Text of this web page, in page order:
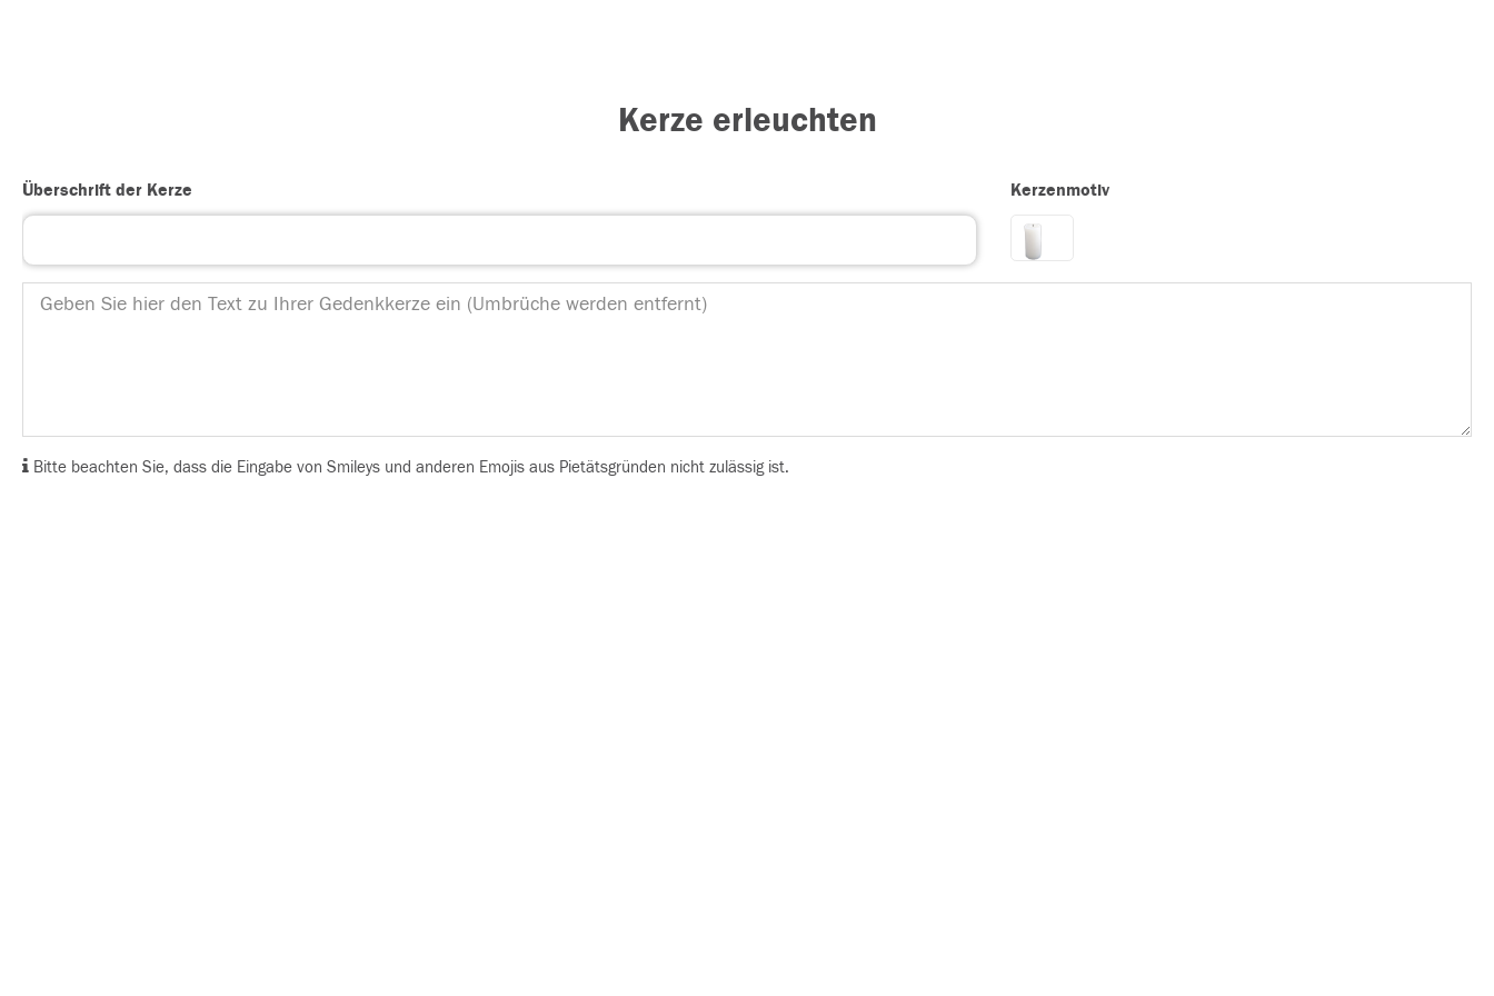
Kerze erleuchten
Überschrift der Kerze Kerzenmotiv
Bitte beachten Sie, dass die Eingabe von Smileys und anderen Emojis aus Pietätsgründen nicht zulässig ist.